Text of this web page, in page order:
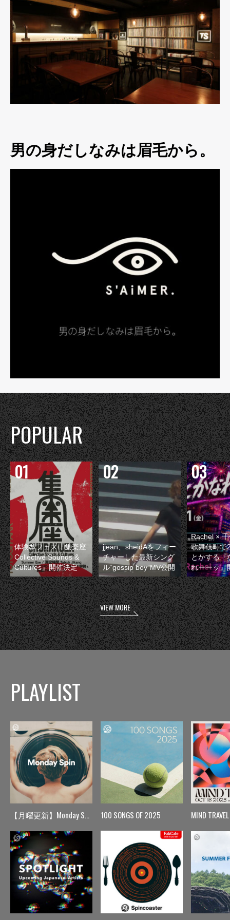
男の身だしなみは眉毛から。
POPULAR
体験型フェス『集楽座
Collective Sounds &
Cultures』開催決定
jjean、sheidAをフィー
チャーした最新シング
ル“gossip boy”MV公開
Rachel ×
歌舞伎町で
とかする『
れーーッ』
VIEW MORE
PLAYLIST
【月曜更新】Monday Spin 100 SONGS OF 2025 MIND TRAVEL